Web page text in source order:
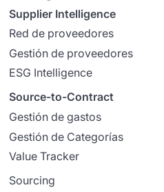
Supplier Intelligence
Red de proveedores
Gestión de proveedores
ESG Intelligence
Source-to-Contract
Gestión de gastos
Gestión de Categorías
Value Tracker
Sourcing